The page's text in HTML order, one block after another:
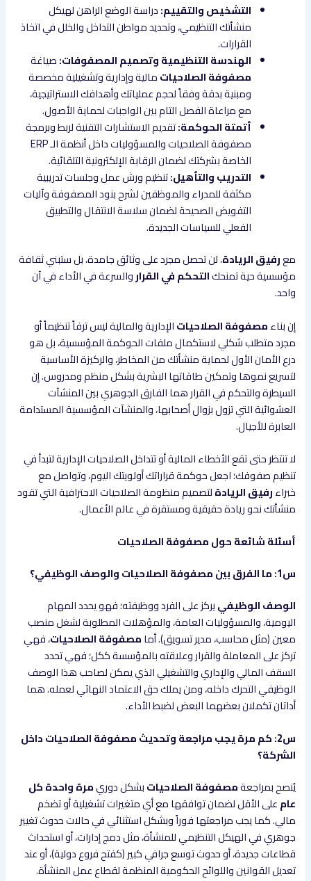
التشخيص والتقييم:دراسة الوضع الراهن لهيكل
منشأتك التنظيمي، وتحديد مواطن التداخل والخلل في اتخاذ
القرارات.
الهندسة التنظيمية وتصميم المصفوفات:صياغة
مصفوفة الصلاحياتمالية وإدارية وتشغيلية مخصصة
ومبنية بدقة وفقاً لحجم عملياتك وأهدافك الاستراتيجية،
مع مراعاة الفصل التام بين الواجبات لحماية الأصول.
أتمتة الحوكمة:تقديم الاستشارات التقنية لربط وبرمجة
مصفوفة الصلاحيات والمسؤوليات داخل أنظمة الـ ERP
الخاصة بشركتك لضمان الرقابة الإلكترونية التلقائية.
التدريب والتأهيل:تنظيم ورش عمل وجلسات تدريبية
مكثفة للمدراء والموظفين لشرح بنود المصفوفة وآليات
التفويض الصحيحة لضمان سلاسة الانتقال والتطبيق
الفعلي للسياسات الجديدة.
معرفيق الريادة، لن تحصل مجرد على وثائق جامدة، بل ستبني ثقافة
مؤسسية حية تمنحكالتحكم في القراروالسرعة في الأداء في آن
واحد.
إن بناءمصفوفة الصلاحياتالإدارية والمالية ليس ترفاً تنظيماً أو
مجرد متطلب شكلي لاستكمال ملفات الحوكمة المؤسسية، بل هو
درع الأمان الأول لحماية منشأتك من المخاطر، والركيزة الأساسية
لتسريع نموها وتمكين طاقاتها البشرية بشكل منظم ومدروس. إن
السيطرة والتحكم في القرار هما الفارق الجوهري بين المنشآت
العشوائية التي تزول بزوال أصحابها، والمنشآت المؤسسية المستدامة
العابرة للأجيال.
لا تنتظر حتى تقع الأخطاء المالية أو تتداخل الصلاحيات الإدارية لتبدأ في
تنظيم صفوفك؛ اجعل حوكمة قراراتك أولويتك اليوم، وتواصل مع
خبراءرفيق الريادةلتصميم منظومة الصلاحيات الاحترافية التي تقود
منشأتك نحو ريادة حقيقية ومستقرة في عالم الأعمال.
أسئلة شائعة حول مصفوفة الصلاحيات
س1: ما الفرق بين مصفوفة الصلاحيات والوصف الوظيفي؟
الوصف الوظيفييركز على الفرد ووظيفته؛ فهو يحدد المهام
اليومية، والمسؤوليات العامة، والمؤهلات المطلوبة لشغل منصب
معين (مثل محاسب، مدير تسويق). أمامصفوفة الصلاحيات، فهي
تركز على المعاملة والقرار وعلاقته بالمؤسسة ككل؛ فهي تحدد
السقف المالي والإداري والتشغيلي الذي يمكن لصاحب هذا الوصف
الوظيفي التحرك داخله، ومن يملك حق الاعتماد النهائي لعمله. هما
أداتان تكملان بعضهما البعض لضبط الأداء.
س2: كم مرة يجب مراجعة وتحديث مصفوفة الصلاحيات داخل
الشركة؟
يُنصح بمراجعةمصفوفة الصلاحياتبشكل دوريمرة واحدة كل
عامعلى الأقل لضمان توافقها مع أي متغيرات تشغيلية أو تضخم
مالي. كما يجب مراجعتها فوراً وبشكل استثنائي في حالات حدوث تغيير
جوهري في الهيكل التنظيمي للمنشأة، مثل دمج إدارات، أو استحداث
قطاعات جديدة، أو حدوث توسع جرافي كبير (كفتح فروع دولية)، أو عند
تعديل القوانين واللوائح الحكومية المنظمة لقطاع عمل المنشأة.